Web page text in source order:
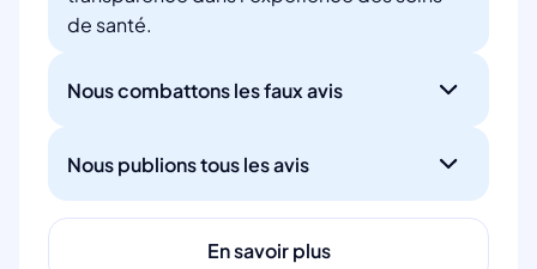
de santé.
Nous combattons les faux avis
Nous publions tous les avis
En savoir plus